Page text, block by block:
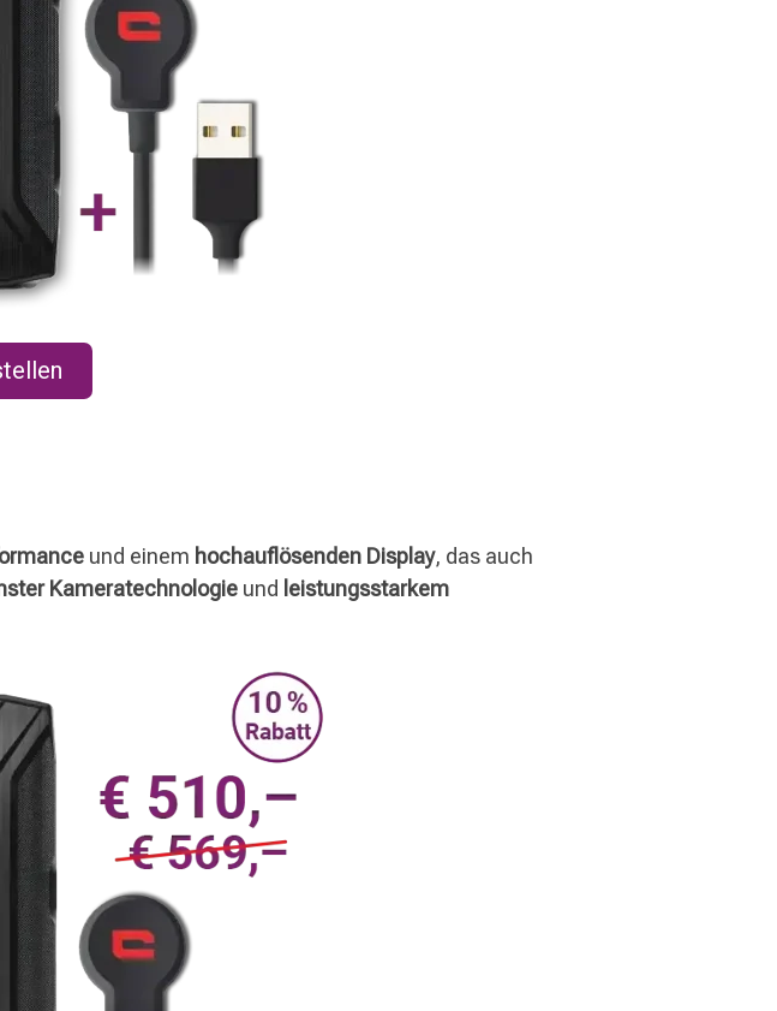
und einem hochauflösenden Display, das auch
Kameratechnologie und leistungsstarkem